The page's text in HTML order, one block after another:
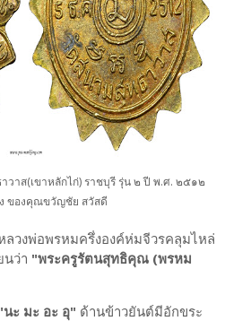
าส(เขาหลักไก่) ราชบุรี รุ่น ๒ ปี พ.ศ. ๒๕๑๒
ง ของคุณขวัญชัย สวัสดี
ลวงพ่อพรหมครึ่งองค์ห่มจีวรคลุมไหล่
นว่า "พระครูรัตนสุทธิคุณ (พรหม
นะ มะ อะ อุ" ด้านข้าวยันต์มีอักขระ